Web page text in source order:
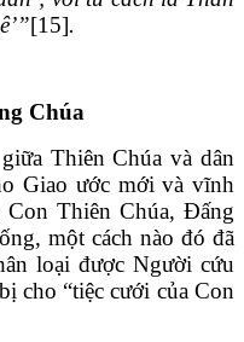
[15].
Chúa
Thiên Chúa và dân
Giao ước mới và vĩnh
Thiên Chúa, Đấng
một cách nào đó đã
loại được Người cứu
cho “tiệc cưới của Con